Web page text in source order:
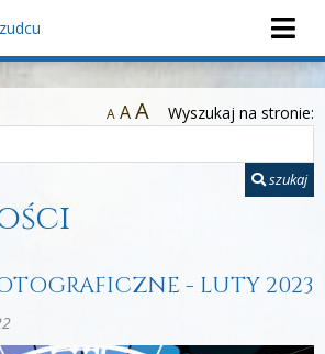
A AA Wyszukaj na stronie:
szukaj
- LUTY 2023